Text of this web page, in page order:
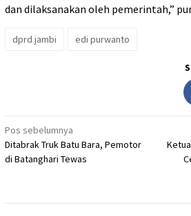
dan dilaksanakan oleh pemerintah,”
dprd jambi edi purwanto
Navigasi
pos
Pos sebelumnya
Ditabrak Truk Batu Bara, Pemotor
di Batanghari Tewas